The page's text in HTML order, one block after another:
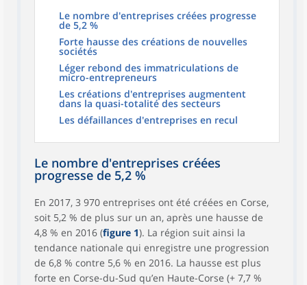
Le nombre d'entreprises créées progresse
de 5,2 %
Forte hausse des créations de nouvelles
sociétés
Léger rebond des immatriculations de
micro-entrepreneurs
Les créations d'entreprises augmentent
dans la quasi-totalité des secteurs
Les défaillances d'entreprises en recul
Le nombre d'entreprises créées
progresse de 5,2 %
En 2017, 3 970 entreprises ont été créées en Corse,
soit 5,2 % de plus sur un an, après une hausse de
4,8 % en 2016 (figure 1). La région suit ainsi la
tendance nationale qui enregistre une progression
de 6,8 % contre 5,6 % en 2016. La hausse est plus
forte en Corse-du-Sud qu’en Haute-Corse (+ 7,7 %